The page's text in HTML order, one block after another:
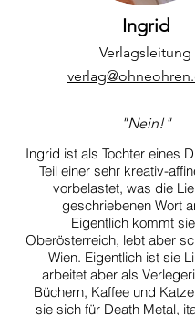
Ingrid
Verlagsleitung
"Nein!"
Ingrid ist als Tochter eines
Teil einer sehr kreativ-
vorbelastet, was die
geschriebenen Wort
Eigentlich kommt
Oberösterreich, lebt aber
Wien. Eigentlich ist sie
arbeitet aber als
Büchern, Kaffee und
sie sich für Death Metal,